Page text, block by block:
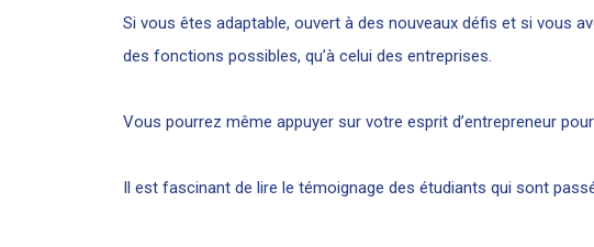
Si vous êtes adaptable, ouvert à des nouveaux défis et si vous
des fonctions possibles, qu’à celui des entreprises.
Vous pourrez même appuyer sur votre esprit d’entrepreneur
Il est fascinant de lire le témoignage des étudiants qui sont